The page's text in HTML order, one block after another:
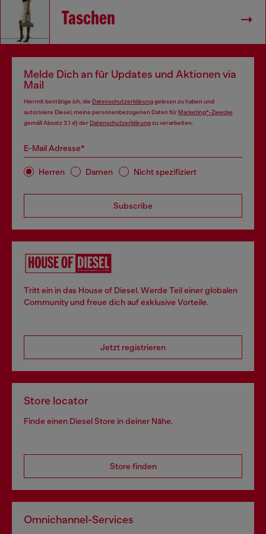
Taschen
Melde Dich an für Updates und Aktionen via
Mail
Hiermit bestätige ich, die Datenschutzerklärunggelesen zu haben und
autorisiere Diesel, meine personenbezogenen Daten fürMarketing*-Zwecke
gemäß Absatz 3.1 d) derDatenschutzerklärungzu verarbeiten.
E-Mail Adresse*
Herren Damen Nicht spezifiziert
Subscribe
Tritt ein in das House of Diesel. Werde Teil einer globalen
Community und freue dich auf exklusive Vorteile.
Jetzt registrieren
Store locator
Finde einen Diesel Store in deiner Nähe.
Store finden
Omnichannel-Services